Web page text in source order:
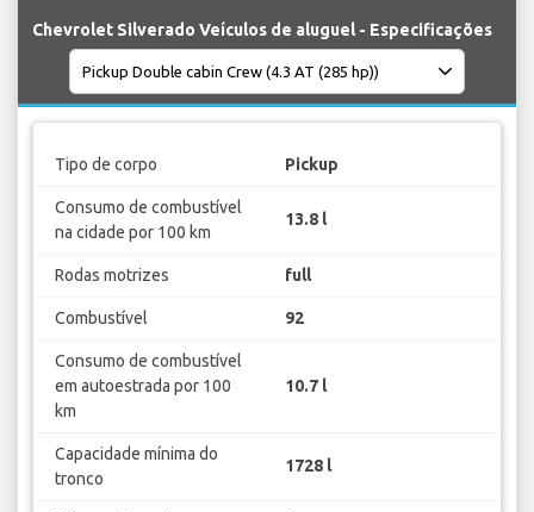
Chevrolet Silverado Veículos de aluguel - Especificações
Tipo de corpo Pickup
Consumo de combustível
na cidade por 100 km
13.8 l
Rodas motrizes full
Combustível 92
Consumo de combustível
em autoestrada por 100
km
10.7 l
Capacidade mínima do
tronco
1728 l